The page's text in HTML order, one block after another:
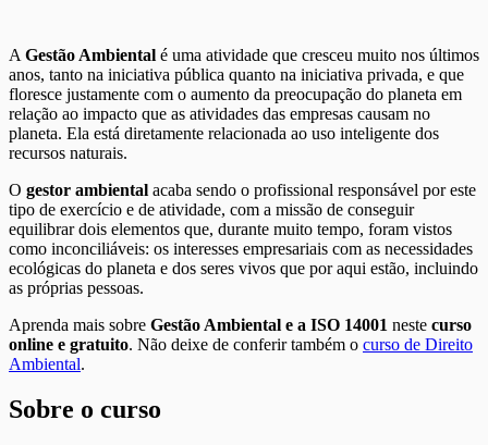
A Gestão Ambiental é uma atividade que cresceu muito nos últimos
anos, tanto na iniciativa pública quanto na iniciativa privada, e que
floresce justamente com o aumento da preocupação do planeta em
relação ao impacto que as atividades das empresas causam no
planeta. Ela está diretamente relacionada ao uso inteligente dos
recursos naturais.
O gestor ambiental acaba sendo o profissional responsável por este
tipo de exercício e de atividade, com a missão de conseguir
equilibrar dois elementos que, durante muito tempo, foram vistos
como inconciliáveis: os interesses empresariais com as necessidades
ecológicas do planeta e dos seres vivos que por aqui estão, incluindo
as próprias pessoas.
Aprenda mais sobre Gestão Ambiental e a ISO 14001 neste curso
online e gratuito. Não deixe de conferir também o curso de Direito
Ambiental.
Sobre o curso